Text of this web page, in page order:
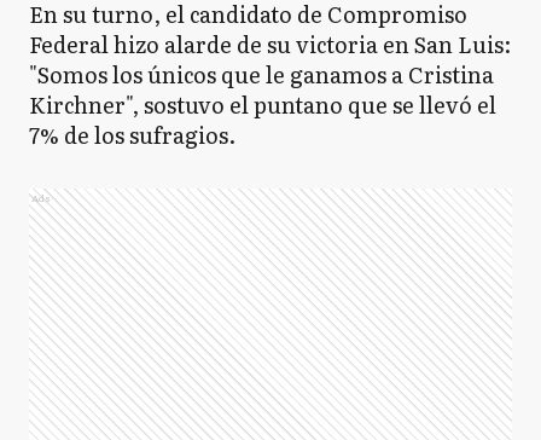
En su turno, el candidato de Compromiso
Federal hizo alarde de su victoria en San Luis:
"Somos los únicos que le ganamos a Cristina
Kirchner", sostuvo el puntano que se llevó el
7% de los sufragios.
Ads